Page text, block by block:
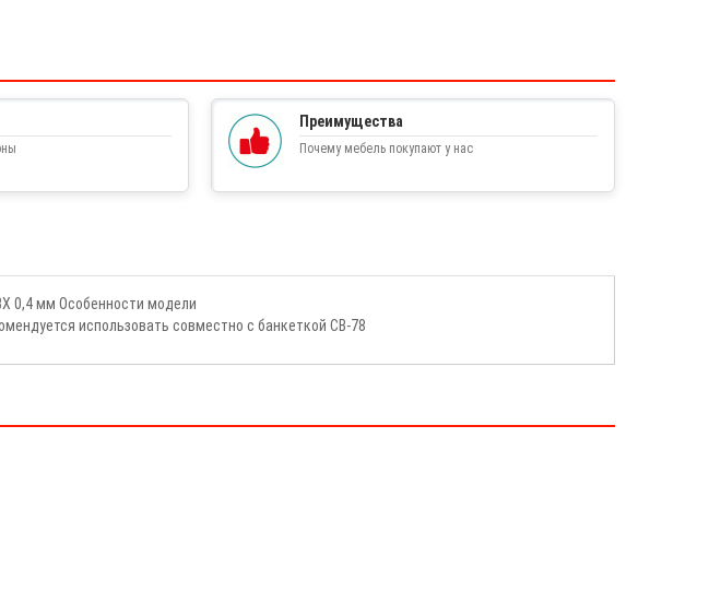
Преимущества
Почему мебель покупают у нас
0,4 мм Особенности модели
использовать совместно с банкеткой СВ-78